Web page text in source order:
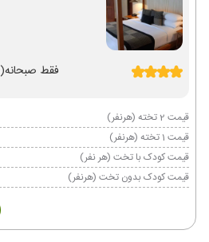
فقط صبحانه(BB)
قیمت 2 تخته (هرنفر)
قیمت 1 تخته (هرنفر)
قیمت کودک با تخت (هر نفر)
قیمت کودک بدون تخت (هرنفر)